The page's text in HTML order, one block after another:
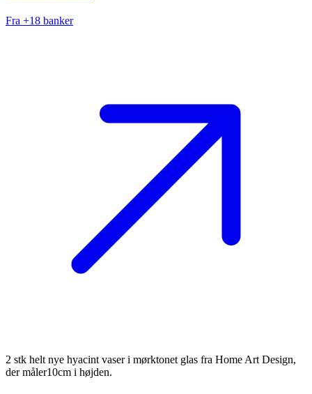
Fra +18 banker
2 stk helt nye hyacint vaser i mørktonet glas fra Home Art Design,
der måler10cm i højden.